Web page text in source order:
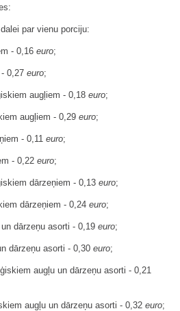
par vienu porciju:
- 0,16 euro;
0,27 euro;
augļiem - 0,18 euro;
augļiem - 0,29 euro;
- 0,11 euro;
- 0,22 euro;
dārzeņiem - 0,13 euro;
dārzeņiem - 0,24 euro;
dārzeņu asorti - 0,19 euro;
dārzeņu asorti - 0,30 euro;
augļu un dārzeņu asorti - 0,21
augļu un dārzeņu asorti - 0,32 euro;